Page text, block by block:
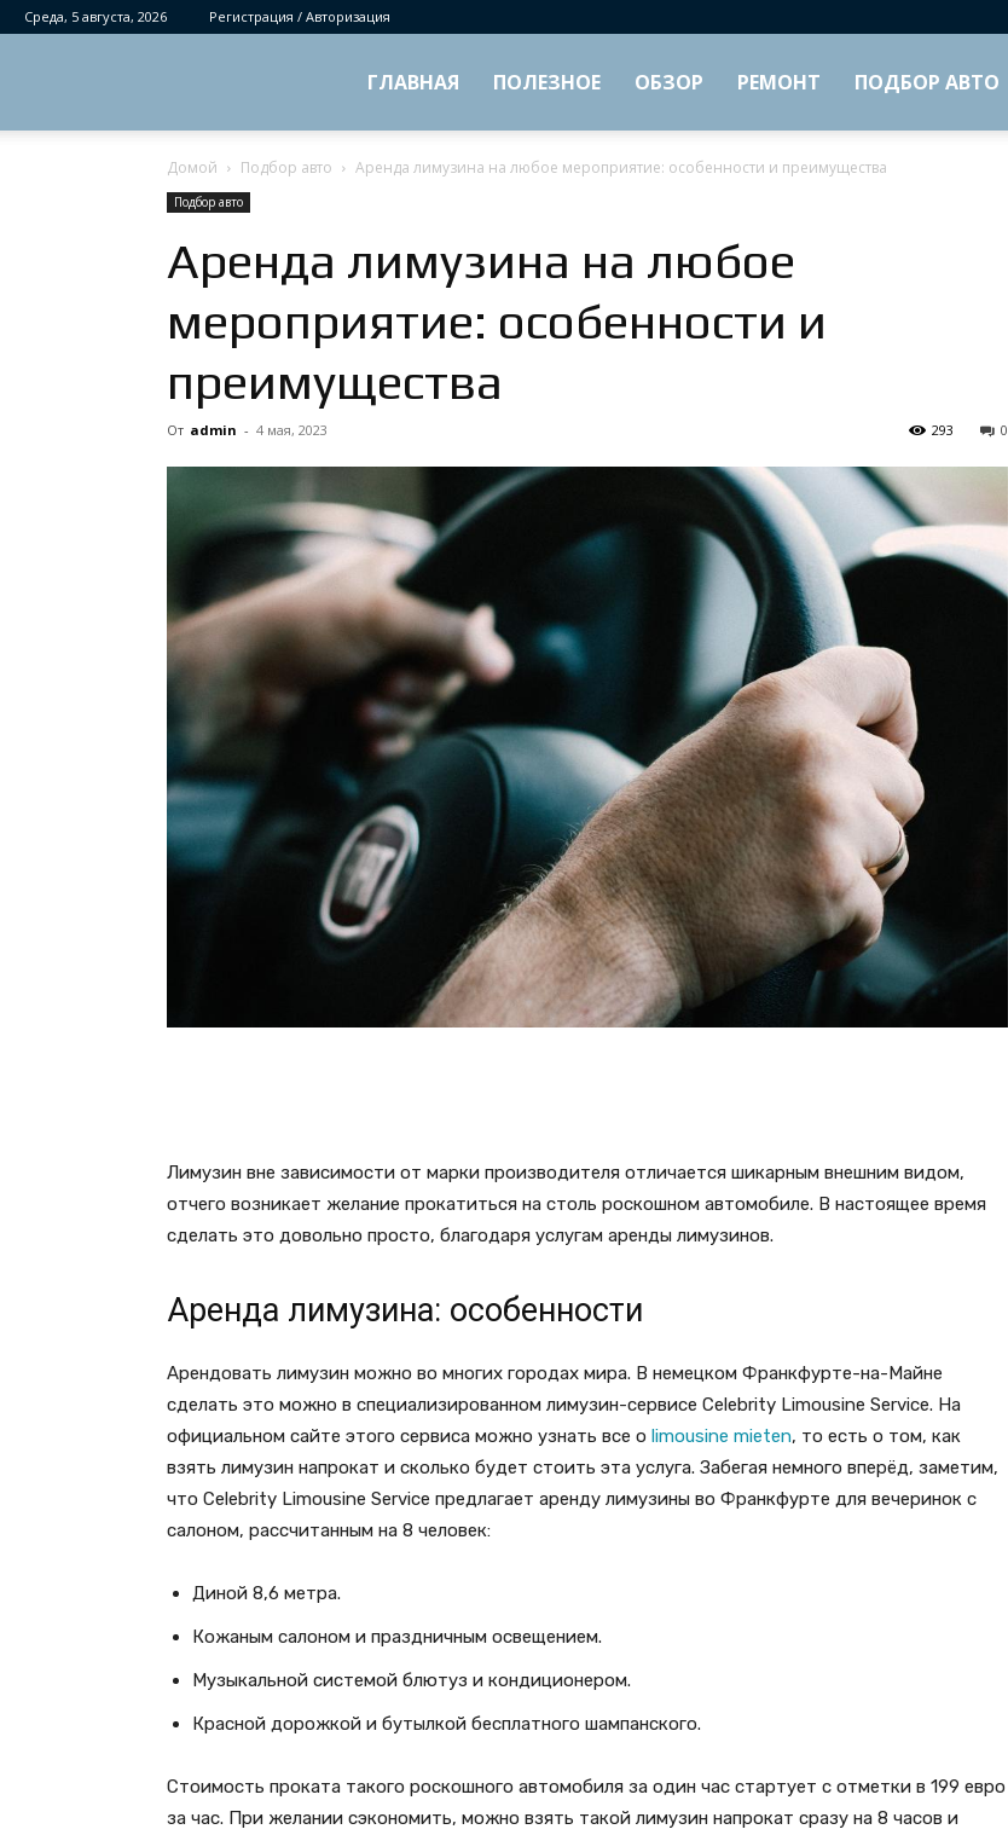
Среда, 5 августа, 2026 Регистрация / Авторизация
ГЛАВНАЯ ПОЛЕЗНОЕ ОБЗОР РЕМОНТ ПОДБОР АВТО
Домой Подбор авто Аренда лимузина на любое мероприятие: особенности и преимущества
Подбор авто
Аренда лимузина на любое
мероприятие: особенности и
преимущества
От admin - 4 мая, 2023 0
293
Лимузин вне зависимости от марки производителя отличается шикарным внешним видом,
отчего возникает желание прокатиться на столь роскошном автомобиле. В настоящее время
сделать это довольно просто, благодаря услугам аренды лимузинов.
Аренда лимузина: особенности
Арендовать лимузин можно во многих городах мира. В немецком Франкфурте-на-Майне
сделать это можно в специализированном лимузин-сервисе Celebrity Limousine Service. На
официальном сайте этого сервиса можно узнать все о limousine mieten, то есть о том, как
взять лимузин напрокат и сколько будет стоить эта услуга. Забегая немного вперёд, заметим,
что Celebrity Limousine Service предлагает аренду лимузины во Франкфурте для вечеринок с
салоном, рассчитанным на 8 человек:
Диной 8,6 метра.
Кожаным салоном и праздничным освещением.
Музыкальной системой блютуз и кондиционером.
Красной дорожкой и бутылкой бесплатного шампанского.
Стоимость проката такого роскошного автомобиля за один час стартует с отметки в 199 евро
за час. При желании сэкономить, можно взять такой лимузин напрокат сразу на 8 часов и